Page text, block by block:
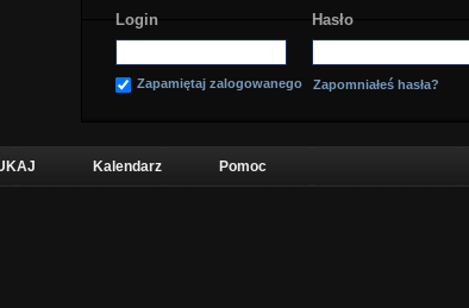
Login Hasło
Zapamiętaj zalogowanego Zapomniałeś hasła?
Kalendarz Pomoc